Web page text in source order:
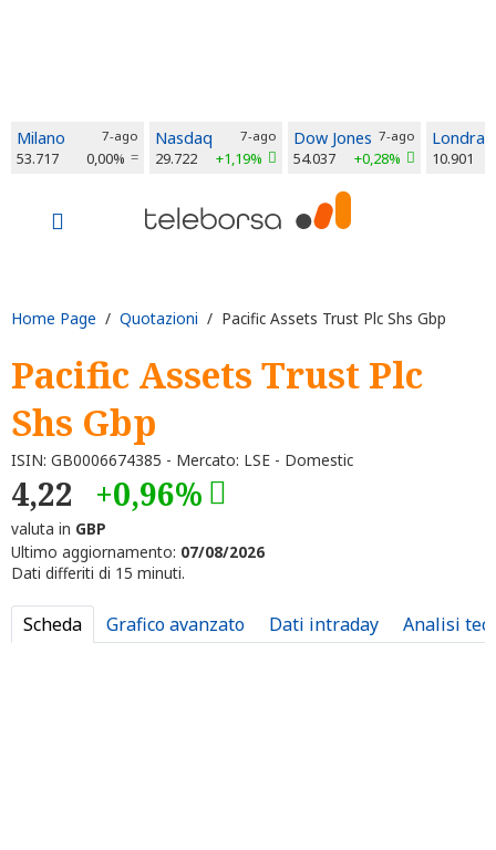
Milano 7-ago
53.717 0,00%
Nasdaq 7-ago
29.722 +1,19%
Dow Jones 7-ago
54.037 +0,28%
Londra
10.901
Home Page / Quotazioni / Pacific Assets Trust Plc Shs Gbp
Pacific Assets Trust Plc
Shs Gbp
ISIN: GB0006674385 - Mercato: LSE - Domestic
4,22 +0,96%
valuta in GBP
Ultimo aggiornamento: 07/08/2026
Dati differiti di 15 minuti.
Scheda Grafico avanzato Dati intraday Analisi